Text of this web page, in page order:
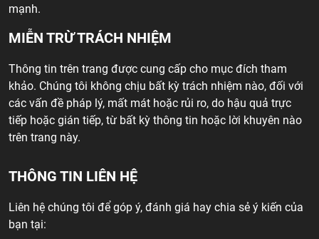
mạnh.
MIỄN TRỪ TRÁCH NHIỆM
Thông tin trên trang được cung cấp cho mục đích tham
khảo. Chúng tôi không chịu bất kỳ trách nhiệm nào, đối với
các vấn đề pháp lý, mất mát hoặc rủi ro, do hậu quả trực
tiếp hoặc gián tiếp, từ bất kỳ thông tin hoặc lời khuyên nào
trên trang này.
THÔNG TIN LIÊN HỆ
Liên hệ chúng tôi để góp ý, đánh giá hay chia sẻ ý kiến của
bạn tại: